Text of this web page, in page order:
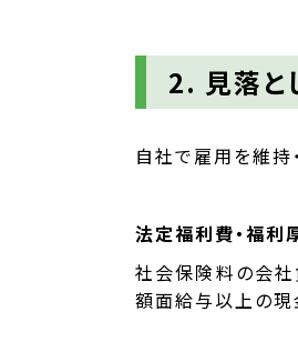
2. 見落と
自社で雇用を維持
法定福利費・福利
社会保険料の会社
額面給与以上の現